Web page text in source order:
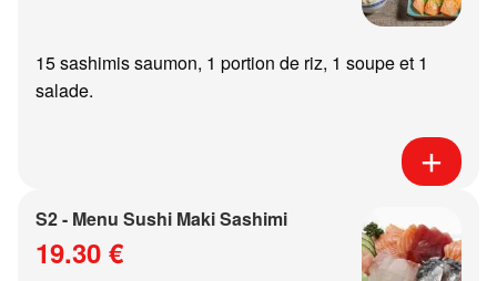
15 sashimis saumon, 1 portion de riz, 1 soupe et 1
salade.
S2 - Menu Sushi Maki Sashimi
19.30 €